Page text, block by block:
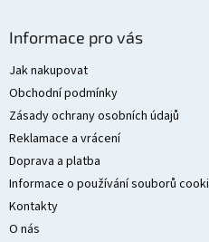
Informace pro vás
Jak nakupovat
Obchodní podmínky
Zásady ochrany osobních údajů
Reklamace a vrácení
Doprava a platba
Informace o používání souborů
Kontakty
O nás